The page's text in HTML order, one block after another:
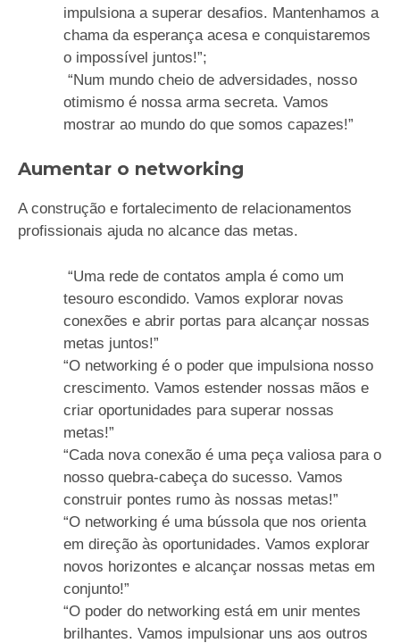
impulsiona a superar desafios. Mantenhamos a
chama da esperança acesa e conquistaremos
o impossível juntos!”;
“Num mundo cheio de adversidades, nosso
otimismo é nossa arma secreta. Vamos
mostrar ao mundo do que somos capazes!”
Aumentar o networking
A construção e fortalecimento de relacionamentos
profissionais ajuda no alcance das metas.
“Uma rede de contatos ampla é como um
tesouro escondido. Vamos explorar novas
conexões e abrir portas para alcançar nossas
metas juntos!”
“O networking é o poder que impulsiona nosso
crescimento. Vamos estender nossas mãos e
criar oportunidades para superar nossas
metas!”
“Cada nova conexão é uma peça valiosa para o
nosso quebra-cabeça do sucesso. Vamos
construir pontes rumo às nossas metas!”
“O networking é uma bússola que nos orienta
em direção às oportunidades. Vamos explorar
novos horizontes e alcançar nossas metas em
conjunto!”
“O poder do networking está em unir mentes
brilhantes. Vamos impulsionar uns aos outros